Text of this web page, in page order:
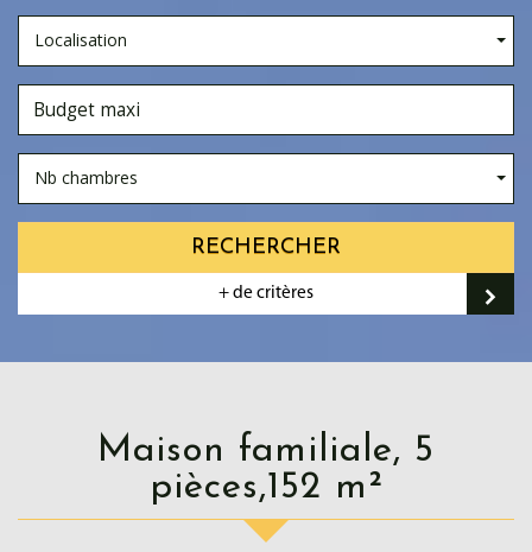
Localisation
Nb chambres
RECHERCHER
+ de critères
Maison familiale, 5
pièces,152 m²